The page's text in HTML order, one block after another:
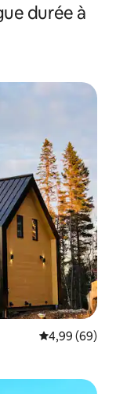
durée à
Évaluation
4,99 (69)